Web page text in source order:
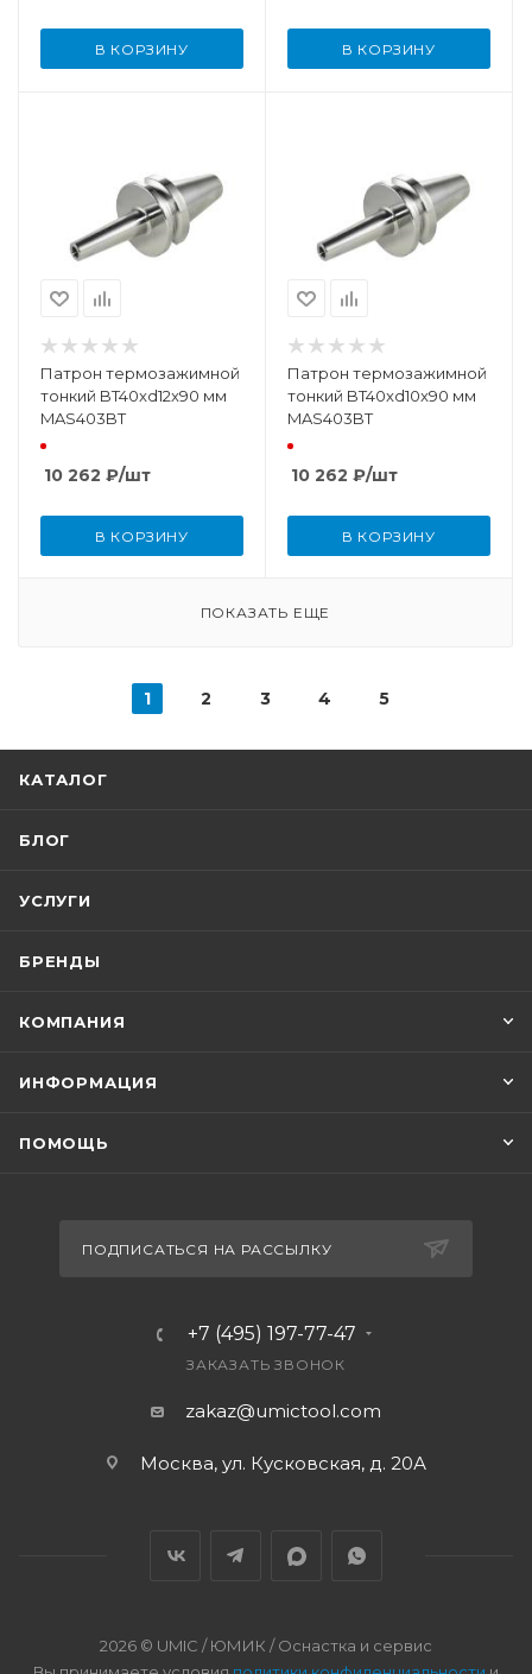
В КОРЗИНУ В КОРЗИНУ
Патрон термозажимной
тонкий BT40xd12x90 мм
MAS403BT
10 262 ₽/шт
В КОРЗИНУ
Патрон термозажимной
тонкий BT40xd10x90 мм
MAS403BT
10 262 ₽/шт
В КОРЗИНУ
ПОКАЗАТЬ ЕЩЕ
1 2 3 4 5
КАТАЛОГ
БЛОГ
УСЛУГИ
БРЕНДЫ
КОМПАНИЯ
ИНФОРМАЦИЯ
ПОМОЩЬ
ПОДПИСАТЬСЯ НА РАССЫЛКУ
+7 (495) 197-77-47
ЗАКАЗАТЬ ЗВОНОК
zakaz@umictool.com
Москва, ул. Кусковская, д. 20А
2026 © UMIC / ЮМИК / Оснастка и сервис